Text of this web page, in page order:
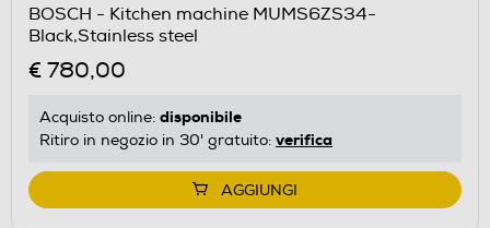
BOSCH - Kitchen machine MUMS6ZS34-
Black,Stainless steel
€ 780,00
Acquisto online: disponibile
Ritiro in negozio in 30' gratuito: verifica
AGGIUNGI